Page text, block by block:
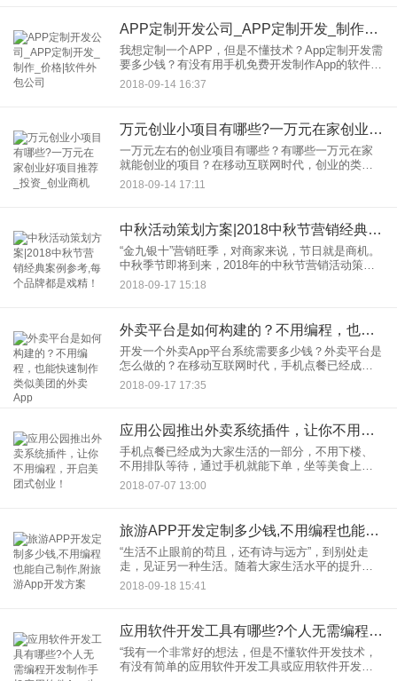
APP定制开发公司_APP定制开发_制作_价格|软件外包公司
我想定制一个APP，但是不懂技术？App定制开发需
要多少钱？有没有用手机免费开发制作App的软件？
App定制开发工具有哪些？过去的App定制开发，大
多选择外包定制开发APP，流程大概如下：1、客户
2018-09-14 16:37
万元创业小项目有哪些?一万元在家创业好项目推荐_投资_创业商机
一万元左右的创业项目有哪些？有哪些一万元在家
就能创业的项目？在移动互联网时代，创业的类型
也不再局限于传统的餐饮、手工等。这里为大家介
绍2个具赚钱潜质的万元创业好项目，很多人已经赚
2018-09-14 17:11
中秋活动策划方案|2018中秋节营销经典案例参考,每个品牌都是戏精！
“金九银十”营销旺季，对商家来说，节日就是商机。
中秋季节即将到来，2018年的中秋节营销活动策划
方案又该如何做呢？这里为大家精选了过去几年的
比较有亮点的中秋节营销策划活动方案，每个品牌
2018-09-17 15:18
外卖平台是如何构建的？不用编程，也能快速制作类似美团的外卖App
开发一个外卖App平台系统需要多少钱？外卖平台是
怎么做的？在移动互联网时代，手机点餐已经成为
生活的一部分。在一二线城市，大家主要通过美
团、饿了么等第三方平台订外卖，但是在三四线城
2018-09-17 17:35
应用公园推出外卖系统插件，让你不用编程，开启美团式创业！
手机点餐已经成为大家生活的一部分，不用下楼、
不用排队等待，通过手机就能下单，坐等美食上
门。对商家来说，通过外卖手机App，可以拓展线上
用户，降低成本，打破传统快餐在高峰期，因店面
2018-07-07 13:00
旅游APP开发定制多少钱,不用编程也能自己制作,附旅游App开发方案
“生活不止眼前的苟且，还有诗与远方”，到别处走
走，见证另一种生活。随着大家生活水平的提升，
旅游已经成为生活的一部分，出国游、自驾游、徒
步游等旅游方式也越来越多种多样。随之而来的是
2018-09-18 15:41
应用软件开发工具有哪些?个人无需编程开发制作手机应用软件App步骤
“我有一个非常好的想法，但是不懂软件开发技术，
有没有简单的应用软件开发工具或应用软件开发平